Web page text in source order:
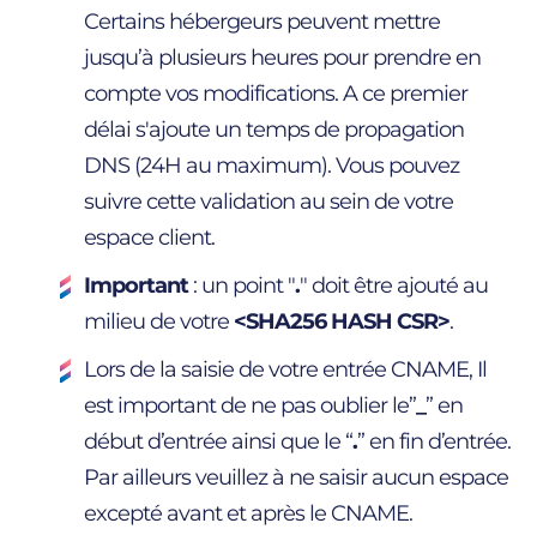
Certains hébergeurs peuvent mettre
jusqu’à plusieurs heures pour prendre en
compte vos modifications. A ce premier
délai s'ajoute un temps de propagation
DNS (24H au maximum). Vous pouvez
suivre cette validation au sein de votre
espace client.
Important: un point "." doit être ajouté au
milieu de votre <SHA256 HASH CSR>.
Lors de la saisie de votre entrée CNAME, Il
est important de ne pas oublier le” ” en
début d’entrée ainsi que le “.” en fin d’entrée.
Par ailleurs veuillez à ne saisir aucun espace
excepté avant et après le CNAME.